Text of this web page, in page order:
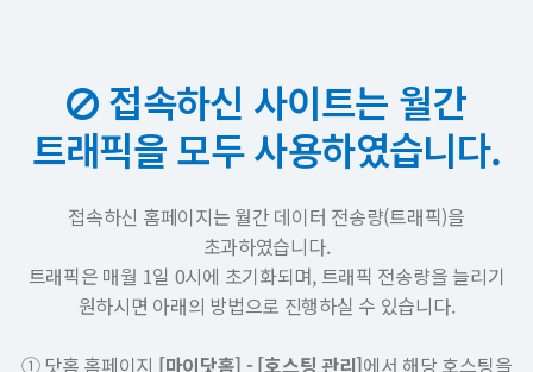
접속하신 사이트는 월간
트래픽을 모두 사용하였습니다.
접속하신 홈페이지는 월간 데이터 전송량(트래픽)을
초과하였습니다.
트래픽은 매월 1일 0시에 초기화되며, 트래픽 전송량을 늘리기
원하시면 아래의 방법으로 진행하실 수 있습니다.
① 닷홈 홈페이지 [마이닷홈] - [호스팅 관리]에서 해당 호스팅을